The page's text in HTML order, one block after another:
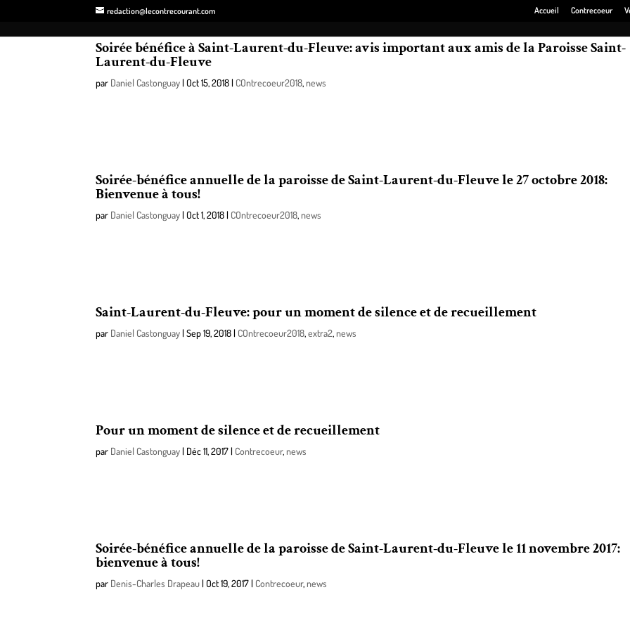
redaction@lecontrecourant.com Accueil Contrecoeur
Soirée bénéfice à Saint-Laurent-du-Fleuve: avis important aux amis de la Paroisse Saint-
Laurent-du-Fleuve
par Daniel Castonguay| Oct 15, 2018| COntrecoeur2018,news
Soirée-bénéfice annuelle de la paroisse de Saint-Laurent-du-Fleuve le 27 octobre 2018:
Bienvenue à tous!
par Daniel Castonguay| Oct 1, 2018| COntrecoeur2018,news
Saint-Laurent-du-Fleuve: pour un moment de silence et de recueillement
par Daniel Castonguay| Sep 19, 2018| COntrecoeur2018,extra2,news
Pour un moment de silence et de recueillement
par Daniel Castonguay| Déc 11, 2017| Contrecoeur,news
Soirée-bénéfice annuelle de la paroisse de Saint-Laurent-du-Fleuve le 11 novembre 2017:
bienvenue à tous!
par Denis-Charles Drapeau| Oct 19, 2017| Contrecoeur,news